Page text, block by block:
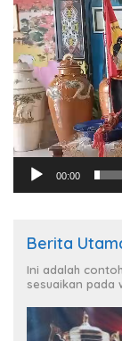
Video
00:00
Berita
Ini adalah
sesuaikan pada